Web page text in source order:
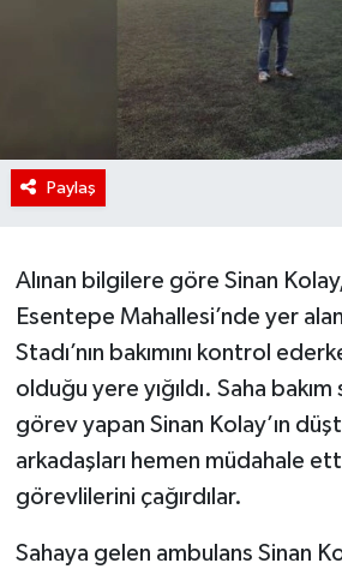
Paylaş
Alınan bilgilere göre Sinan
Esentepe Mahallesi’nde yer
Stadı’nın bakımını kontrol
olduğu yere yığıldı. Saha
görev yapan Sinan Kolay’ın
arkadaşları hemen müdahale
görevlilerini çağırdılar.
Sahaya gelen ambulans Sinan